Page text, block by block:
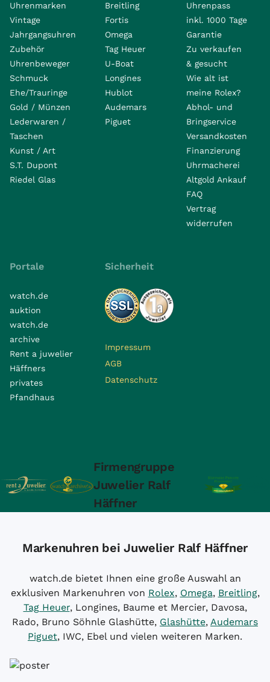
Uhrenmarken
Vintage
Jahrgangsuhren
Zubehör
Uhrenbeweger
Schmuck
Ehe/Trauringe
Gold / Münzen
Lederwaren /
Taschen
Kunst / Art
S.T. Dupont
Riedel Glas
Breitling
Fortis
Omega
Tag Heuer
U-Boat
Longines
Hublot
Audemars
Piguet
Uhrenpass
inkl. 1000 Tage
Garantie
Zu verkaufen
& gesucht
Wie alt ist
meine Rolex?
Abhol- und
Bringservice
Versandkosten
Finanzierung
Uhrmacherei
Altgold Ankauf
FAQ
Vertrag
widerrufen
Portale
watch.de
auktion
watch.de
archive
Rent a juwelier
Häffners
privates
Pfandhaus
Sicherheit
Impressum
AGB
Datenschutz
Firmengruppe
Juwelier Ralf
Häffner
Markenuhren bei Juwelier Ralf Häffner
watch.de bietet Ihnen eine große Auswahl an
exklusiven Markenuhren von Rolex, Omega, Breitling,
Tag Heuer, Longines, Baume et Mercier, Davosa,
Rado, Bruno Söhnle Glashütte, Glashütte, Audemars
Piguet, IWC, Ebel und vielen weiteren Marken.